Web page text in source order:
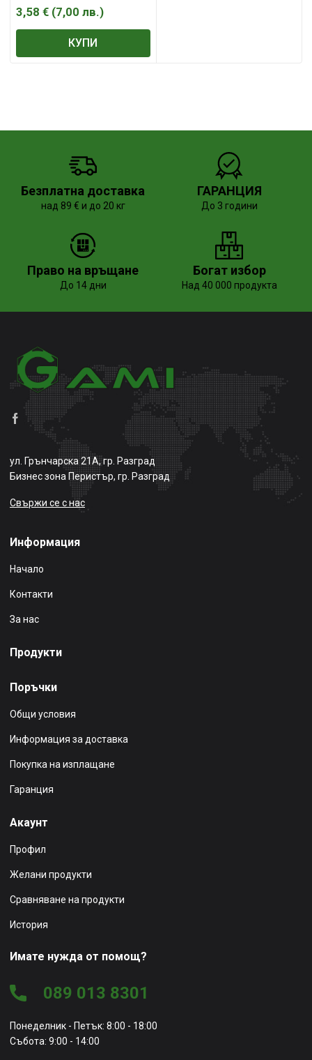
3,58 € (7,00 лв.)
КУПИ
Безплатна доставка
над 89 € и до 20 кг
ГАРАНЦИЯ
До 3 години
Право на връщане
До 14 дни
Богат избор
Над 40 000 продукта
ул. Грънчарска 21А, гр. Разград
Бизнес зона Перистър, гр. Разград
Свържи се с нас
Информация
Начало
Контакти
За нас
Продукти
Поръчки
Общи условия
Информация за доставка
Покупка на изплащане
Гаранция
Акаунт
Профил
Желани продукти
Сравняване на продукти
История
Имате нужда от помощ?
089 013 8301
Понеделник - Петък: 8:00 - 18:00
Събота: 9:00 - 14:00